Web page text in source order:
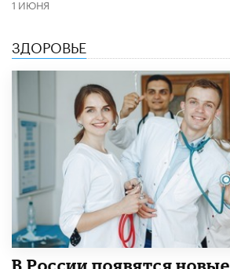
1 ИЮНЯ
ЗДОРОВЬЕ
В России появятся новые